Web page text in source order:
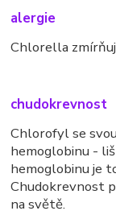
alergie
Chlorella
chudokrevnost
Chlorofyl se
hemoglobinu -
hemoglobinu je
Chudokrevnost
na světě.